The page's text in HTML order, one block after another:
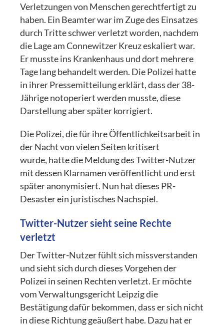
Verletzungen von Menschen gerechtfertigt zu
haben. Ein Beamter war im Zuge des Einsatzes
durch Tritte schwer verletzt worden, nachdem
die Lage am Connewitzer Kreuz eskaliert war.
Er musste ins Krankenhaus und dort mehrere
Tage lang behandelt werden. Die Polizei hatte
in ihrer Pressemitteilung erklärt, dass der 38-
Jährige notoperiert werden musste, diese
Darstellung aber später korrigiert.
Die Polizei, die für ihre Öffentlichkeitsarbeit in
der Nacht von vielen Seiten kritisert
wurde, hatte die Meldung des Twitter-Nutzer
mit dessen Klarnamen veröffentlicht und erst
später anonymisiert. Nun hat dieses PR-
Desaster ein juristisches Nachspiel.
Twitter-Nutzer sieht seine Rechte
verletzt
Der Twitter-Nutzer fühlt sich missverstanden
und sieht sich durch dieses Vorgehen der
Polizei in seinen Rechten verletzt. Er möchte
vom Verwaltungsgericht Leipzig die
Bestätigung dafür bekommen, dass er sich nicht
in diese Richtung geäußert habe. Dazu hat er